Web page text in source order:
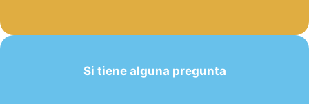
Si tiene alguna pregunta